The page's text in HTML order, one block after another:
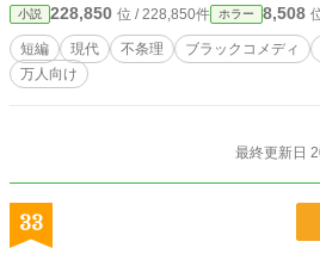
小説 228,850 位 / 228,850件 ホラー 8,508
短編 現代 不条理 ブラックコメディ
万人向け
最終更新日
33